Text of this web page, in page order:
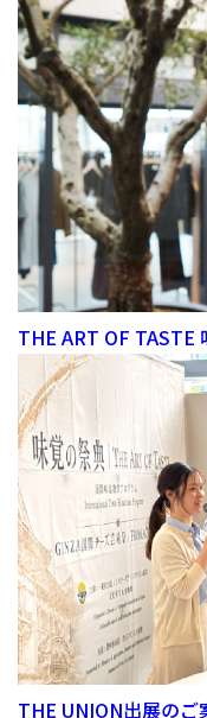
THE ART OF TASTE
THE UNION出展のご